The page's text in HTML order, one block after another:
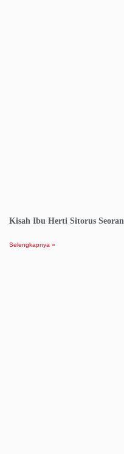
Kisah Ibu Herti Sitorus
Selengkapnya »